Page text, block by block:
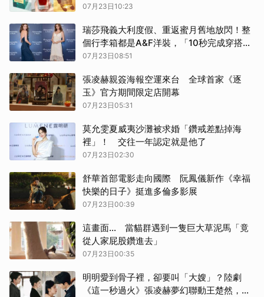
Maison Margiela芒果木質調，穿在肌膚上
07月23日10:23
瑞莎飛義大利度假、重返蜜月舊地放閃！整
個行李箱都是A&F洋裝，「10秒完成穿搭」
秘訣曝光
07月23日08:51
張凌赫親簽海報空運來台 全球首家《逐
玉》官方期間限定店開幕
07月23日05:31
莫允雯夏威夷沙灘被求婚「鑽戒差點掉海
裡」！ 交往一年認定就是他了
07月23日02:30
舒華首部電影走向國際 阮鳳儀新作《幸福
快樂的日子》挺進多倫多影展
07月23日00:39
這畫面… 當貓群遇到一隻巨大草泥馬「竟
從人家屁股鑽進去」
07月23日00:35
明明愛到骨子裡，卻要叫「大嫂」？陸劇
《這一秒過火》張凌赫夢幻聯動王楚然，頂